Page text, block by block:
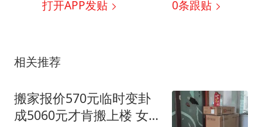
打开APP发贴 0条跟贴
相关推荐
搬家报价570元临时变卦
成5060元才肯搬上楼 女子